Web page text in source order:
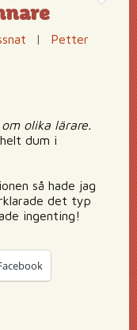
|
Petter
olika lärare.
dum i
så hade jag
det typ
ingenting!